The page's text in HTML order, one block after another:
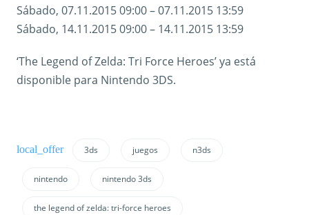
Sábado, 07.11.2015 09:00 – 07.11.2015 13:59
Sábado, 14.11.2015 09:00 – 14.11.2015 13:59
‘The Legend of Zelda: Tri Force Heroes’ ya está
disponible para Nintendo 3DS.
3ds juegos n3ds
nintendo nintendo 3ds
the legend of zelda: tri-force heroes